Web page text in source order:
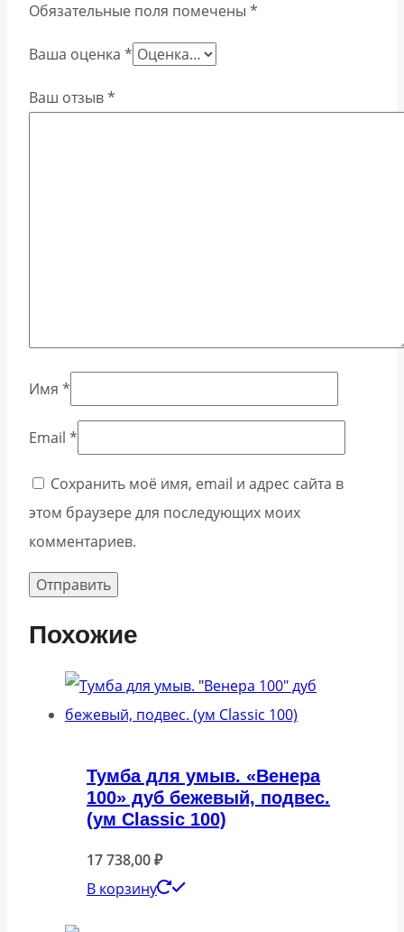
Обязательные поля помечены *
Ваша оценка *
Ваш отзыв*
Имя *
Email *
Сохранить моё имя, email и адрес сайта в
этом браузере для последующих моих
комментариев.
Похожие
Тумба для умыв. «Венера
100» дуб бежевый, подвес.
(ум Classic 100)
17 738,00₽
В корзину